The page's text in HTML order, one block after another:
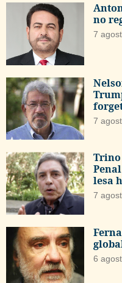
no
7
7
Trino
lesa
7
6